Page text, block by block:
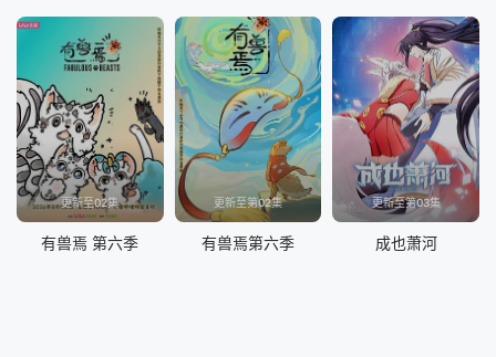
更新至02集
有兽焉 第六季
更新至第02集
有兽焉第六季
更新至第03集
成也萧河